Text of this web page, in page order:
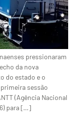
pressionaram
da nova
do estado e o
sessão
(Agência Nacional
para […]